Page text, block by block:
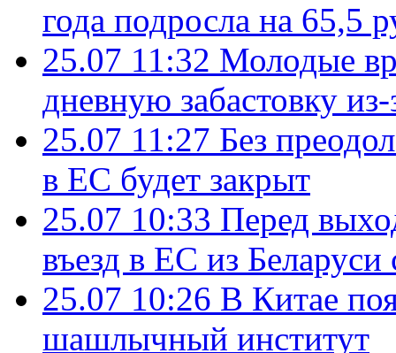
года подросла на 65,5
25.07 11:32 Молодые
дневную забастовку
25.07 11:27 Без
в ЕС будет закрыт
25.07 10:33 Перед
въезд в ЕС из Беларуси
25.07 10:26 В Китае
шашлычный институт